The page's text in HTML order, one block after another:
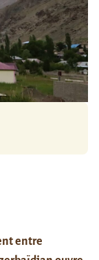
entre